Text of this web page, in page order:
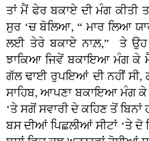
ਤਾਂ ਮੈਂ ਫੇਰ ਬਕਾਏ ਦੀ ਮੰਗ
ਸੁਰ ‘ਚ ਬੋਲਿਆ, “ ਮਾਰ ਲਿਆ
ਲਈ ਤੇਰੇ ਬਕਾਏ ਨਾਲ਼,” ਤੇ
ਝਾਕਿਆ ਜਿਵੇਂ ਬਕਾਇਆ ਮੰਗ ਕੇ ਮੈਂ
ਗੱਲ ਢਾਈ ਰੁਪਇਆਂ ਦੀ ਨਹੀਂ ਸੀ,
ਸਾਹਿਬ, ਆਪਣਾ ਬਕਾਇਆ ਮੰਗ ਕੇ
‘ਤੇ ਸਗੋਂ ਸਵਾਰੀ ਦੇ ਕਹਿਣ ਤੋਂ
ਬਸ ਦੀਆਂ ਪਿਛਲੀਆਂ ਸੀਟਾਂ ‘ਤੇ ਦੋ